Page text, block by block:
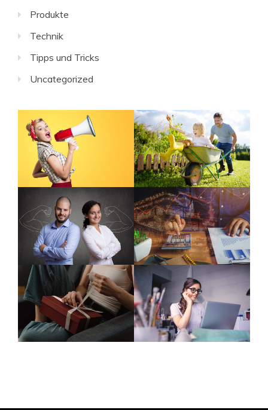
Produkte
Technik
Tipps und Tricks
Uncategorized